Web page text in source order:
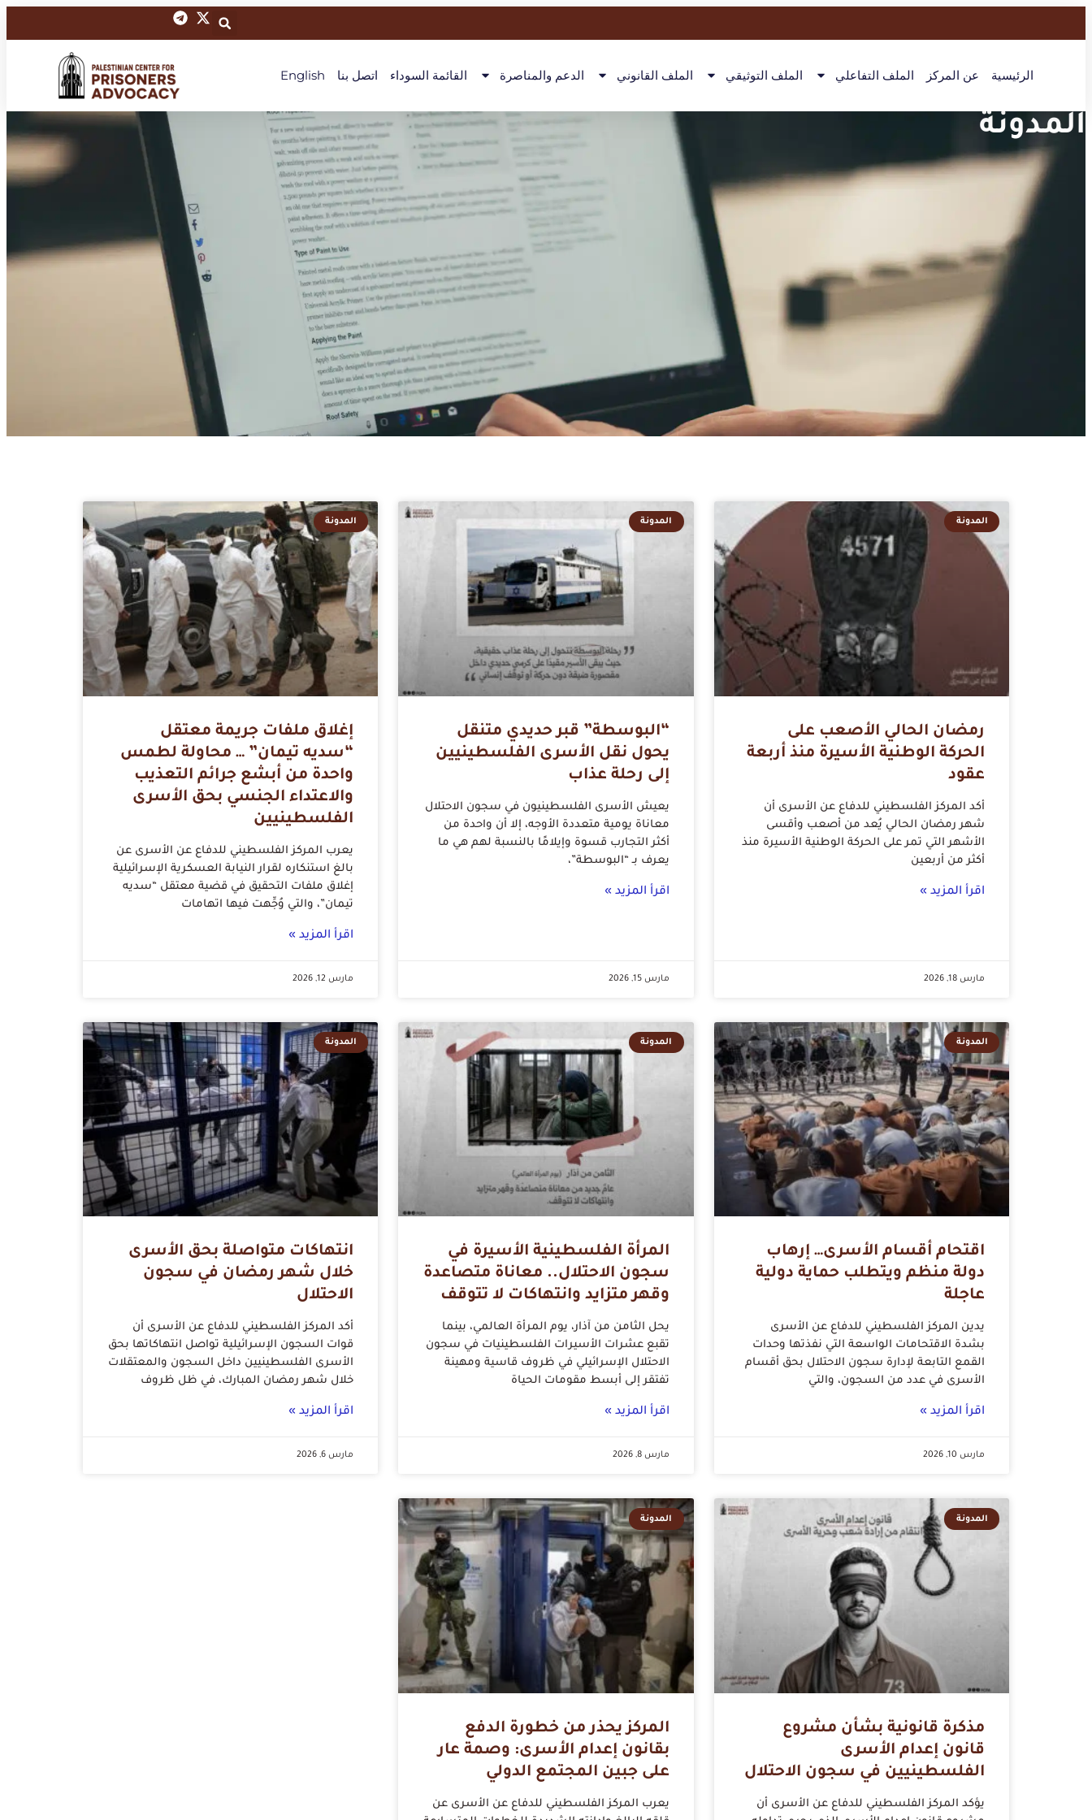
الرئيسية عن المركز الملف التفاعلي الملف التوثيقي الملف القانوني الدعم والمناصرة القائمة السوداء اتصل بنا English
المدونة
المدونة
رمضان الحالي الأصعب على
الحركة الوطنية الأسيرة منذ أربعة
عقود
أكد المركز الفلسطيني للدفاع عن الأسرى أن
شهر رمضان الحالي يُعد من أصعب وأقسى
الأشهر التي تمر على الحركة الوطنية الأسيرة منذ
أكثر من أربعين
اقرأ المزيد »
مارس 18, 2026
المدونة
“البوسطة” قبر حديدي متنقل
يحول نقل الأسرى الفلسطينيين
إلى رحلة عذاب
يعيش الأسرى الفلسطينيون في سجون الاحتلال
معاناة يومية متعددة الأوجه، إلا أن واحدة من
أكثر التجارب قسوة وإيلامًا بالنسبة لهم هي ما
يعرف بـ “البوسطة”،
اقرأ المزيد »
مارس 15, 2026
المدونة
إغلاق ملفات جريمة معتقل
“سديه تيمان” … محاولة لطمس
واحدة من أبشع جرائم التعذيب
والاعتداء الجنسي بحق الأسرى
الفلسطينيين
يعرب المركز الفلسطيني للدفاع عن الأسرى عن
بالغ استنكاره لقرار النيابة العسكرية الإسرائيلية
إغلاق ملفات التحقيق في قضية معتقل “سديه
تيمان”، والتي وُجِّهت فيها اتهامات
اقرأ المزيد »
مارس 12, 2026
المدونة
اقتحام أقسام الأسرى… إرهاب
دولة منظم ويتطلب حماية دولية
عاجلة
يدين المركز الفلسطيني للدفاع عن الأسرى
بشدة الاقتحامات الواسعة التي نفذتها وحدات
القمع التابعة لإدارة سجون الاحتلال بحق أقسام
الأسرى في عدد من السجون، والتي
اقرأ المزيد »
مارس 10, 2026
المدونة
المرأة الفلسطينية الأسيرة في
سجون الاحتلال.. معاناة متصاعدة
وقهر متزايد وانتهاكات لا تتوقف
يحل الثامن من آذار، يوم المرأة العالمي، بينما
تقبع عشرات الأسيرات الفلسطينيات في سجون
الاحتلال الإسرائيلي في ظروف قاسية ومهينة
تفتقر إلى أبسط مقومات الحياة
اقرأ المزيد »
مارس 8, 2026
المدونة
انتهاكات متواصلة بحق الأسرى
خلال شهر رمضان في سجون
الاحتلال
أكد المركز الفلسطيني للدفاع عن الأسرى أن
قوات السجون الإسرائيلية تواصل انتهاكاتها بحق
الأسرى الفلسطينيين داخل السجون والمعتقلات
خلال شهر رمضان المبارك، في ظل ظروف
اقرأ المزيد »
مارس 6, 2026
المدونة
مذكرة قانونية بشأن مشروع
قانون إعدام الأسرى
الفلسطينيين في سجون الاحتلال
يؤكد المركز الفلسطيني للدفاع عن الأسرى أن
المدونة
المركز يحذر من خطورة الدفع
بقانون إعدام الأسرى: وصمة عار
على جبين المجتمع الدولي
يعرب المركز الفلسطيني للدفاع عن الأسرى عن